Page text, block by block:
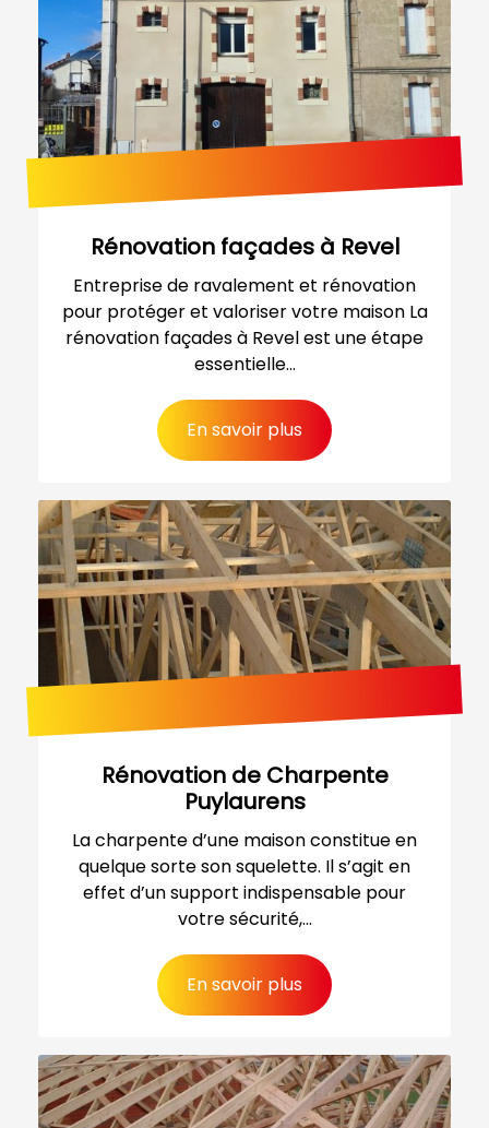
Rénovation façades à Revel
Entreprise de ravalement et rénovation
pour protéger et valoriser votre maison La
rénovation façades à Revel est une étape
essentielle...
En savoir plus
Rénovation de Charpente
Puylaurens
La charpente d’une maison constitue en
quelque sorte son squelette. Il s’agit en
effet d’un support indispensable pour
votre sécurité,...
En savoir plus